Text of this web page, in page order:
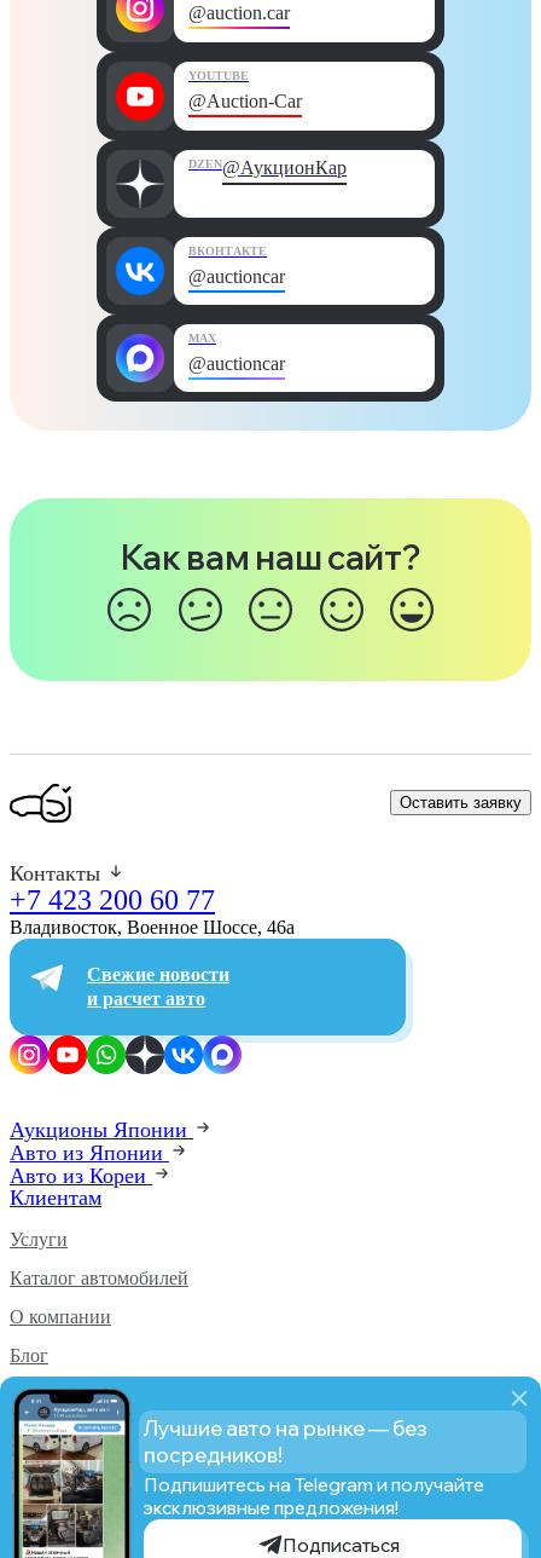
@auction.car
YOUTUBE
@Auction-Car
DZEN@АукционКар
ВКОНТАКТЕ
@auctioncar
MAX
@auctioncar
Как вам наш сайт?
Оставить заявку
Контакты
+7 423 200 60 77
Владивосток, Военное Шоссе, 46а​
Свежие новости
и расчет авто
Аукционы Японии
Авто из Японии
Авто из Кореи
Клиентам
Услуги
Каталог автомобилей
О компании
Блог
Аукционы PRO
Статистика PRO
© AUCTION CAR From Japan, 2019-2026
Политика конфиденциальностиСделано в
Лучшие авто на рынке — без
посредников!
Подпишитесь на Telegram и получайте
эксклюзивные предложения!
Подписаться